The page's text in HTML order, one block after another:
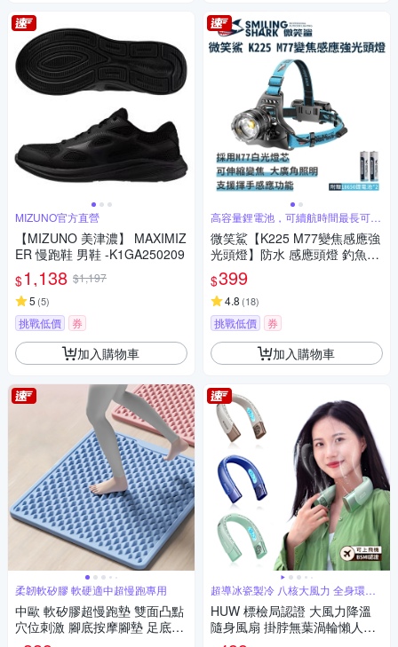
MIZUNO官方直營
【MIZUNO 美津濃】 MAXIMIZ
ER 慢跑鞋 男鞋 -K1GA250209
$1,138 $1,197
5 (5)
挑戰低價 券
加入購物車
柔韌軟矽膠 軟硬適中超慢跑專用
中歐 軟矽膠超慢跑墊 雙面凸點
穴位刺激 腳底按摩腳墊 足底指
壓板 室內健身跑步墊 健康步道
高容量鋰電池，可續航時間最長可達
12小時
微笑鯊【K225 M77變焦感應強
光頭燈】防水 感應頭燈 釣魚頭
燈 頭戴式頭燈 夜釣燈 工作燈
露營 登山 戶外照明 多功能照明
_急速配
$399
4.8 (18)
挑戰低價 券
加入購物車
超導冰瓷製冷 八核大風力 全身環繞
送風
HUW 標檢局認證 大風力降溫
隨身風扇 掛脖無葉渦輪懶人風
扇 戶外露營靜音便攜迷你風扇